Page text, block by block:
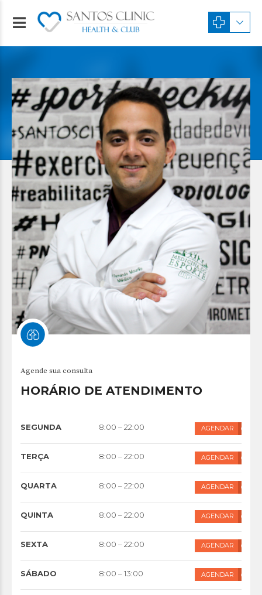
Especialista em Medicina do Esporte
Dr. Luiz Fernando Ribeiro
de Miranda Mourão
Agende sua consulta
HORÁRIO DE ATENDIMENTO
SEGUNDA 8:00 – 22:00 AGENDAR
TERÇA 8:00 – 22:00 AGENDAR
QUARTA 8:00 – 22:00 AGENDAR
QUINTA 8:00 – 22:00 AGENDAR
SEXTA 8:00 – 22:00 AGENDAR
SÁBADO 8:00 – 13:00 AGENDAR